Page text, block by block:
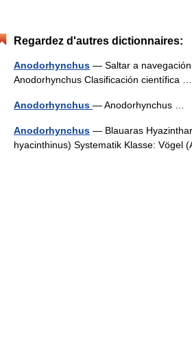
Regardez d'autres dictionnaires:
Anodorhynchus — Saltar a
Anodorhynchus Clasificación científica
Anodorhynchus — Anodorhynchus …
Anodorhynchus — Blauaras
hyacinthinus) Systematik Klasse: Vögel